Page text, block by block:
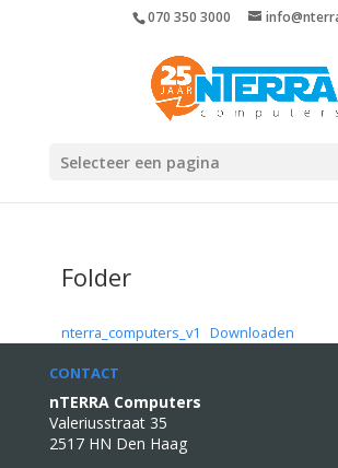
070 350 3000
Selecteer een pagina
Folder
nterra_computers_v1 Downloaden
CONTACT
nTERRA Computers
Valeriusstraat 35
2517 HN Den Haag